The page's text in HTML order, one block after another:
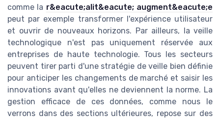
comme la r&eacute;alit&eacute; augment&eacute;e
peut par exemple transformer l'expérience utilisateur
et ouvrir de nouveaux horizons. Par ailleurs, la veille
technologique n'est pas uniquement réservée aux
entreprises de haute technologie. Tous les secteurs
peuvent tirer parti d'une stratégie de veille bien définie
pour anticiper les changements de marché et saisir les
innovations avant qu'elles ne deviennent la norme. La
gestion efficace de ces données, comme nous le
verrons dans des sections ultérieures, repose sur des